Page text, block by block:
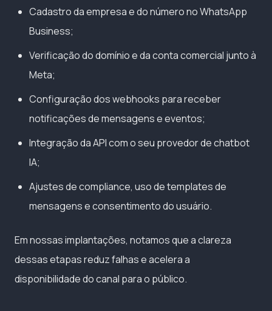
Cadastro da empresa e do número no WhatsApp
Business;
Verificação do domínio e da conta comercial junto à
Meta;
Configuração dos webhooks para receber
notificações de mensagens e eventos;
Integração da API com o seu provedor de chatbot
IA;
Ajustes de compliance, uso de templates de
mensagens e consentimento do usuário.
Em nossas implantações, notamos que a clareza
dessas etapas reduz falhas e acelera a
disponibilidade do canal para o público.